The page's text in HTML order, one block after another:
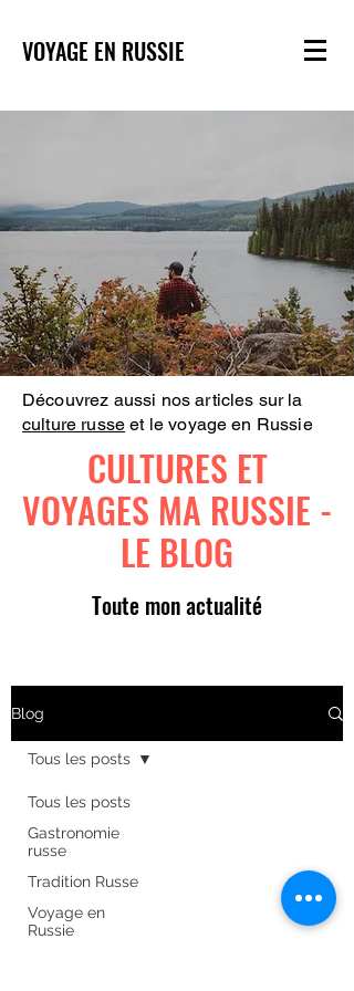
VOYAGE EN RUSSIE
Découvrez aussi nos articles sur la
culture russe et le voyage en Russie
CULTURES ET
VOYAGES MA RUSSIE -
LE BLOG
Toute mon actualité
Blog
Tous les posts
Gastronomie
russe
Tradition Russe
Voyage en
Russie
Tous les posts